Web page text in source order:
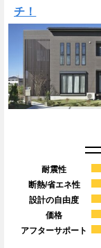
チ！
耐震性
断熱/省エネ性
設計の自由度
価格
アフターサポート